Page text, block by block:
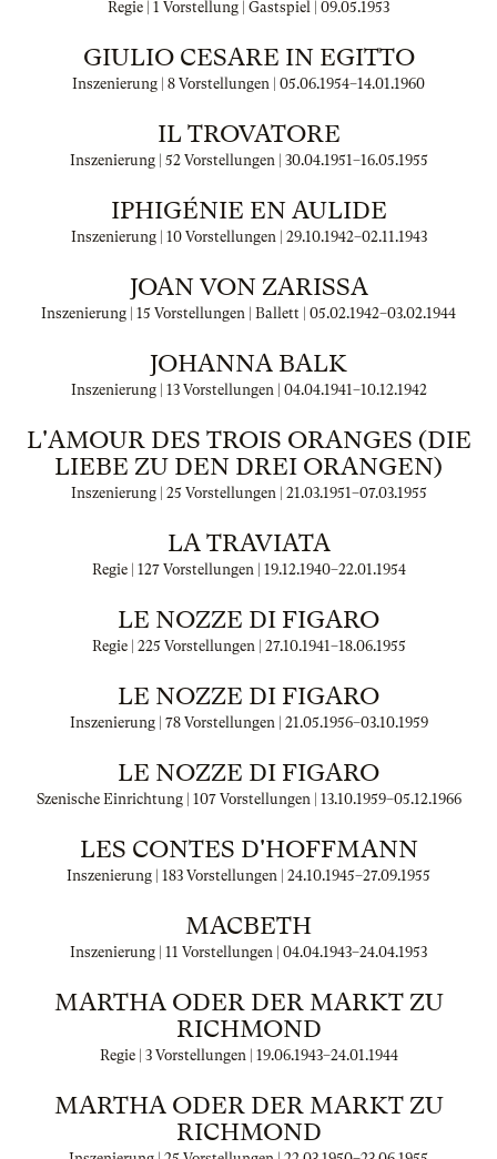
Regie | 1 Vorstellung | Gastspiel | 09.05.1953
GIULIO CESARE IN EGITTO
Inszenierung | 8 Vorstellungen | 05.06.1954–14.01.1960
IL TROVATORE
Inszenierung | 52 Vorstellungen | 30.04.1951–16.05.1955
IPHIGÉNIE EN AULIDE
Inszenierung | 10 Vorstellungen | 29.10.1942–02.11.1943
JOAN VON ZARISSA
Inszenierung | 15 Vorstellungen | Ballett | 05.02.1942–03.02.1944
JOHANNA BALK
Inszenierung | 13 Vorstellungen | 04.04.1941–10.12.1942
L'AMOUR DES TROIS ORANGES (DIE
LIEBE ZU DEN DREI ORANGEN)
Inszenierung | 25 Vorstellungen | 21.03.1951–07.03.1955
LA TRAVIATA
Regie | 127 Vorstellungen | 19.12.1940–22.01.1954
LE NOZZE DI FIGARO
Regie | 225 Vorstellungen | 27.10.1941–18.06.1955
LE NOZZE DI FIGARO
Inszenierung | 78 Vorstellungen | 21.05.1956–03.10.1959
LE NOZZE DI FIGARO
Szenische Einrichtung | 107 Vorstellungen | 13.10.1959–05.12.1966
LES CONTES D'HOFFMANN
Inszenierung | 183 Vorstellungen | 24.10.1945–27.09.1955
MACBETH
Inszenierung | 11 Vorstellungen | 04.04.1943–24.04.1953
MARTHA ODER DER MARKT ZU
RICHMOND
Regie | 3 Vorstellungen | 19.06.1943–24.01.1944
MARTHA ODER DER MARKT ZU
RICHMOND